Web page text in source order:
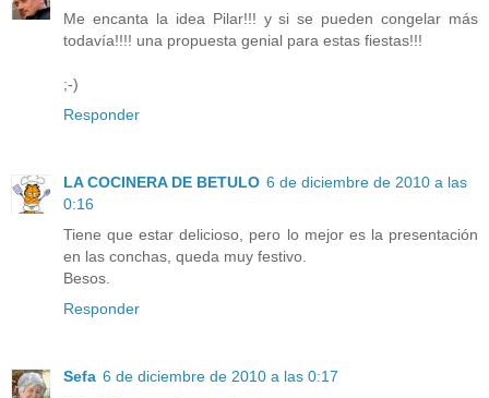
Me encanta la idea Pilar!!! y si se pueden congelar más
todavía!!!! una propuesta genial para estas fiestas!!!
;-)
Responder
LA COCINERA DE BETULO 6 de diciembre de 2010 a las
0:16
Tiene que estar delicioso, pero lo mejor es la presentación
en las conchas, queda muy festivo.
Besos.
Responder
Sefa 6 de diciembre de 2010 a las 0:17